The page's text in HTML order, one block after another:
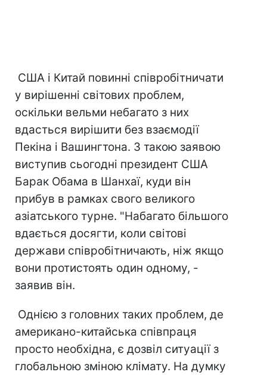
США і Китай повинні співробітничати
у вирішенні світових проблем,
оскільки вельми небагато з них
вдасться вирішити без взаємодії
Пекіна і Вашингтона. З такою заявою
виступив сьогодні президент США
Барак Обама в Шанхаї, куди він
прибув в рамках свого великого
азіатського турне. "Набагато більшого
вдається досягти, коли світові
держави співробітничають, ніж якщо
вони протистоять один одному, -
заявив він.
Однією з головних таких проблем, де
американо-китайська співпраця
просто необхідна, є дозвіл ситуації з
глобальною зміною клімату. На думку